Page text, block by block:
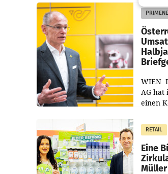
WIEN
AG hat
einen
von 3,8
dem
RETAIL
Eine